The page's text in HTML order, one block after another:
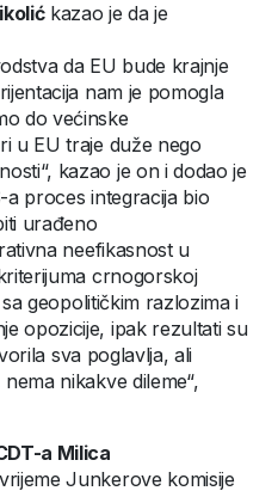
kazao je da je
da EU bude krajnje
nam je pomogla
do većinske
u EU traje duže nego
kazao je on i dodao je
a proces integracija bio
urađeno
neefikasnost u
crnogorskoj
geopolitičkim razlozima i
opozicije, ipak rezultati su
sva poglavlja, ali
nikakve dileme“,
a Milica
Junkerove komisije